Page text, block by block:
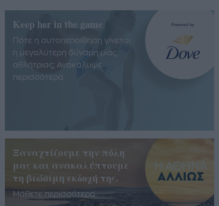
Keep her in the game
Πότε η αυτοπεποίθηση γίνεται
η μεγαλύτερη δύναμη μίας
αθλήτριας; Ανακάλυψε
περισσότερα
Ξαναχτίζουμε την πόλη
μας και ανακαλύπτουμε
τη βιώσιμη εκδοχή της.
Μάθετε περισσότερα